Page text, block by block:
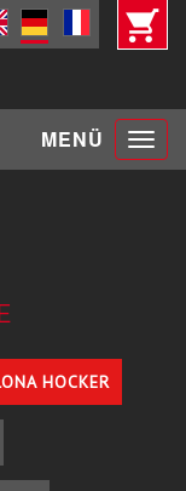
MENÜ Toggle
HOCKER